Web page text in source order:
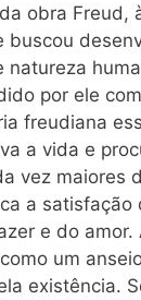
obra Freud,
buscou
natureza
por ele
freudiana
a vida e
vez maiores
a satisfação
e do amor.
um
existência.